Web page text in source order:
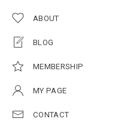
ABOUT
BLOG
MEMBERSHIP
MY PAGE
CONTACT